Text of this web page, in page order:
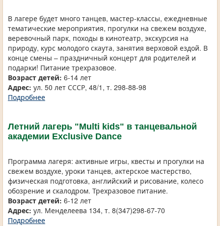
В лагере будет много танцев, мастер-классы, ежедневные
тематические мероприятия, прогулки на свежем воздухе,
веревочный парк, походы в кинотеатр, экскурсия на
природу, курс молодого скаута, занятия верховой ездой. В
конце смены – праздничный концерт для родителей и
подарки! Питание трехразовое.
Возраст детей: 6-14 лет
Адрес: ул. 50 лет СССР, 48/1, т. 298-88-98
Подробнее
Летний лагерь "Multi kids" в танцевальной
академии Exclusive Dance
Программа лагеря: активные игры, квесты и прогулки на
свежем воздухе, уроки танцев, актерское мастерство,
физическая подготовка, английский и рисование, колесо
обозрение и скалодром. Трехразовое питание.
Возраст детей: 6-12 лет
Адрес: ул. Менделеева 134, т. 8(347)298-67-70
Подробнее